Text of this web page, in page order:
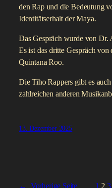
den Rap und die Bedeutung
Identitätserhalt der Maya.
Das Gespräch wurde von Dr.
Es ist das dritte Gespräch
Quintana Roo.
Die Tiho Rappers gibt es
zahlreichen anderen
13. Dezember 2025
← Vorherige Seite 1 2 3